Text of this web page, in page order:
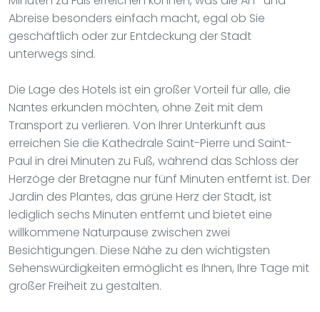
Abreise besonders einfach macht, egal ob Sie
geschäftlich oder zur Entdeckung der Stadt
unterwegs sind.
Die Lage des Hotels ist ein großer Vorteil für alle, die
Nantes erkunden möchten, ohne Zeit mit dem
Transport zu verlieren. Von Ihrer Unterkunft aus
erreichen Sie die Kathedrale Saint-Pierre und Saint-
Paul in drei Minuten zu Fuß, während das Schloss der
Herzöge der Bretagne nur fünf Minuten entfernt ist. Der
Jardin des Plantes, das grüne Herz der Stadt, ist
lediglich sechs Minuten entfernt und bietet eine
willkommene Naturpause zwischen zwei
Besichtigungen. Diese Nähe zu den wichtigsten
Sehenswürdigkeiten ermöglicht es Ihnen, Ihre Tage mit
großer Freiheit zu gestalten.